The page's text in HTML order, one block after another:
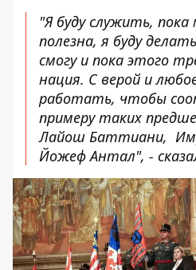
"Я буду служить,
полезна, я буду
смогу и пока этого
нация. С верой и
работать, чтобы
примеру таких
Лайош Баттиани,
Йожеф Антал", -